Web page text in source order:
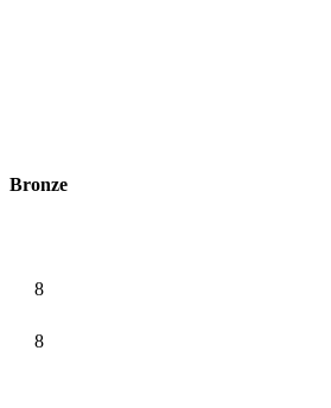
Bronze
8
8